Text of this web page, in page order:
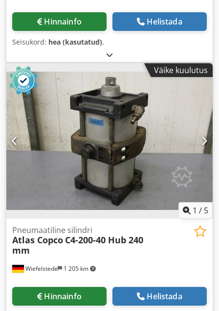
Hinnainfo Helistada
Seisukord: hea (kasutatud),
Väike kuulutus
1 / 5
Wiefelstede 1 205 km
Pneumaatiline silindri
Atlas Copco C4-200-40 Hub 240
mm
Hinnainfo Helistada